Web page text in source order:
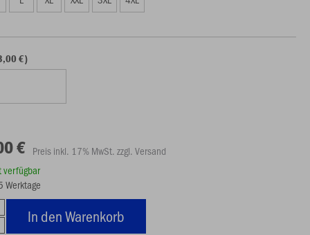
€)
€ Preis inkl. 17% MwSt. zzgl. Versand
verfügbar
Werktage
In den Warenkorb